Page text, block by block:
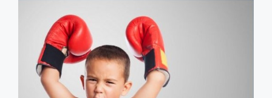
(7778)
A nagy probiotikum-átverés: bizonyított
hatás vs. marketing, melyik
probiotikumot vegyük? (5051)
Fitymaszűkület: így szüntethető meg a
probléma, műtét nélkül (fotókkal)